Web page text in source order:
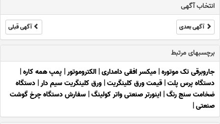
انتخاب آگهی
آگهی بعدی آگهی قبلی
برچسبهای مرتبط
جاروبرقی تک موتوره| میکسر افقی دامداری| الکتروموتور| پمپ همه کاره|
دستگاه پرس پلت| قیمت ورق کلینگریت| ورق کلینگریت سیم دار| دستگاه
ضخامت سنج رنگ| اینورتر صنعتی واتر کولینگ| سفارش دستگاه چرخ گوشت
صنعتی|